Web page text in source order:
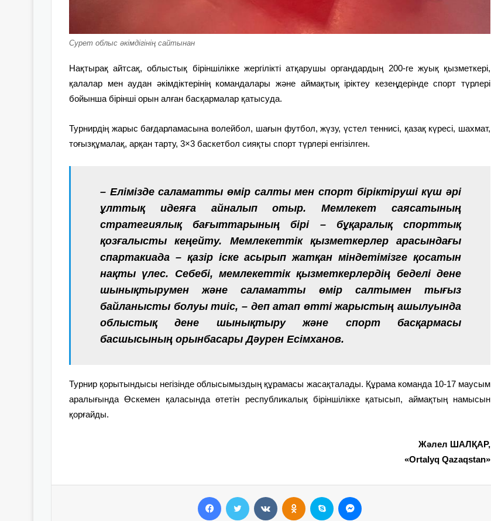
Сурет облыс әкімдігінің сайтынан
Нақтырақ айтсақ, облыстық біріншілікке жергілікті атқарушы органдардың 200-ге жуық қызметкері,
қалалар мен аудан әкімдіктерінің командалары және аймақтық іріктеу кезеңдерінде спорт түрлері
бойынша бірінші орын алған басқармалар қатысуда.
Турнирдің жарыс бағдарламасына волейбол, шағын футбол, жүзу, үстел теннисі, қазақ күресі, шахмат,
тоғызқұмалақ, арқан тарту, 3×3 баскетбол сияқты спорт түрлері енгізілген.
– Елімізде саламатты өмір салты мен спорт біріктіруші күш әрі
ұлттық идеяға айналып отыр. Мемлекет саясатының
стратегия­лық бағыттарының бірі – бұқаралық спорттық
қозғалысты кеңейту. Мемлекеттік қызметкерлер арасындағы
спартакиада – қазір іске асырып жатқан міндетімізге қосатын
нақты үлес. Себебі, мемлекеттік қызметкерлердің беделі дене
шынықтырумен және саламатты өмір салтымен тығыз
байланысты болуы тиіс, – деп атап өтті жарыстың ашылуында
облыс­тық дене шынықтыру және спорт басқармасы
басшысының орынбасары Дәурен Есімханов.
Турнир қорытындысы негізінде облысымыздың құрамасы жасақталады. Құрама команда 10-17 маусым
аралығында Өскемен қаласында өтетін республикалық біріншілікке қатысып, аймақтың намысын
қорғайды.
Жәлел ШАЛҚАР,
«Ortalyq Qazaqstan»